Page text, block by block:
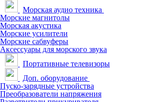
Морская аудио техника
Морские магнитолы
Морская акустика
Морские усилители
Морские сабвуферы
Аксессуары для морского звука
Портативные телевизоры
Доп. оборудование
Пуско-зарядные устройства
Преобразователи напряжения